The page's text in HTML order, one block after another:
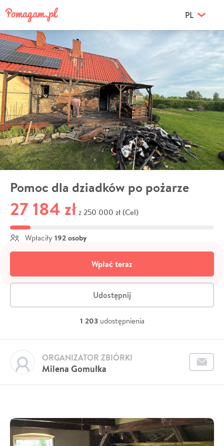
PL
Pomoc dla dziadków po pożarze
27 184 zł z 250 000 zł (Cel)
Wpłaciły 192 osoby
Wpłać teraz
Udostępnij
1 203 udostępnienia
Milena Gomułka
ORGANIZATOR ZBIÓRKI